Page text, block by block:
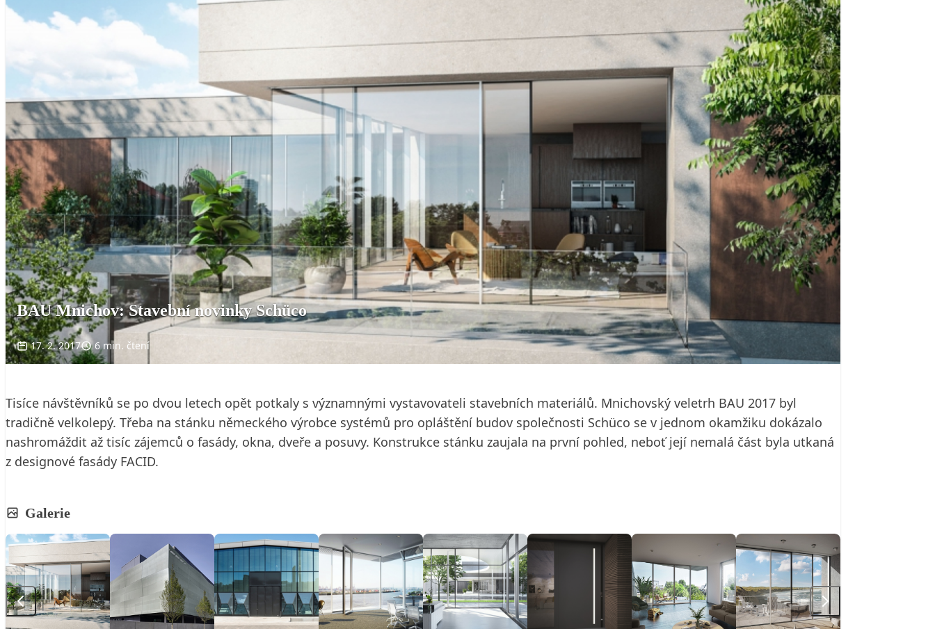
BAU Mnichov: Stavební novinky Schüco
17. 2. 2017 6 min. čtení
Tisíce návštěvníků se po dvou letech opět potkaly s významnými vystavovateli stavebních materiálů. Mnichovský veletrh BAU 2017 byl
tradičně velkolepý. Třeba na stánku německého výrobce systémů pro opláštění budov společnosti Schüco se v jednom okamžiku dokázalo
nashromáždit až tisíc zájemců o fasády, okna, dveře a posuvy. Konstrukce stánku zaujala na první pohled, neboť její nemalá část byla utkaná
z designové fasády FACID.
Galerie